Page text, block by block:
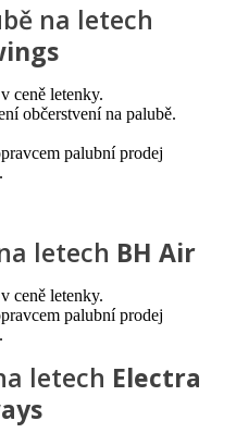
na letech
ceně letenky.
občerstvení na palubě.
palubní prodej
letech BH Air
ceně letenky.
palubní prodej
letech Electra